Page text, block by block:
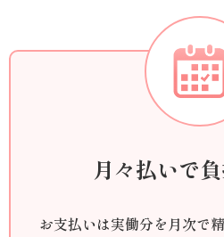
月々払いで
お支払いは実働分を月次で